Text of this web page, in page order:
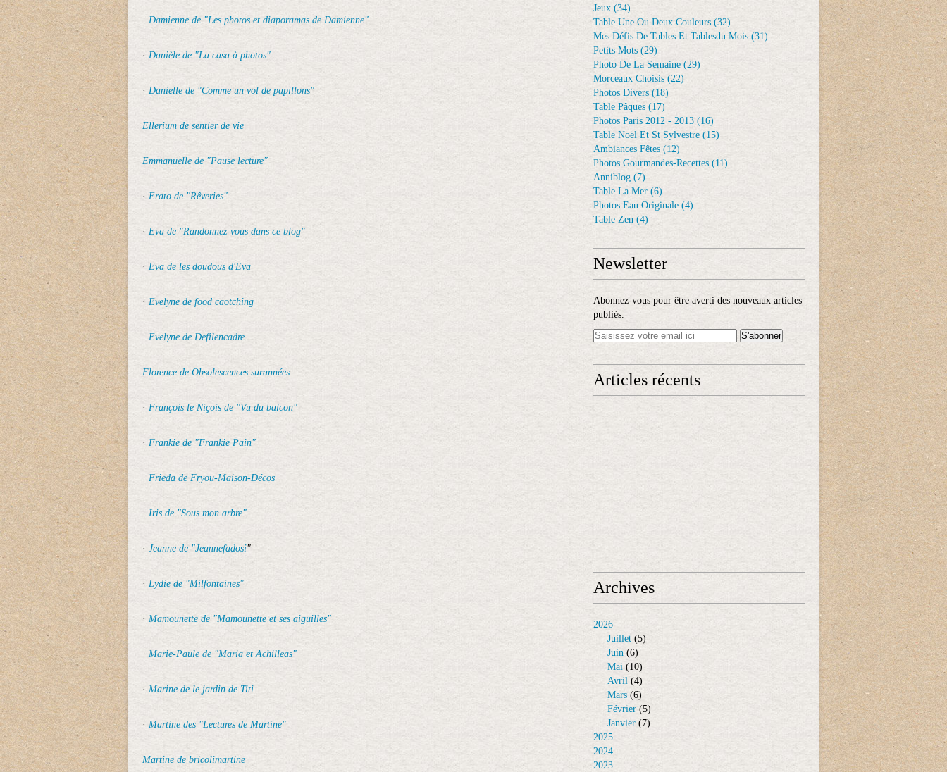
· Damienne de "Les photos et diaporamas de Damienne"
· Danièle de "La casa à photos"
· Danielle de "Comme un vol de papillons"
Ellerium de sentier de vie
Emmanuelle de "Pause lecture"
· Erato de "Rêveries"
· Eva de "Randonnez-vous dans ce blog"
· Eva de les doudous d'Eva
· Evelyne de food caotching
· Evelyne de Defilencadre
Florence de Obsolescences surannées
· François le Niçois de "Vu du balcon"
· Frankie de "Frankie Pain"
· Frieda de Fryou-Maison-Décos
· Iris de "Sous mon arbre"
· Jeanne de "Jeannefadosi"
· Lydie de "Milfontaines"
· Mamounette de "Mamounette et ses aiguilles"
· Marie-Paule de "Maria et Achilleas"
· Marine de le jardin de Titi
· Martine des "Lectures de Martine"
Martine de bricolimartine
Jeux (34)
Table Une Ou Deux Couleurs (32)
Mes Défis De Tables Et Tablesdu Mois (31)
Petits Mots (29)
Photo De La Semaine (29)
Morceaux Choisis (22)
Photos Divers (18)
Table Pâques (17)
Photos Paris 2012 - 2013 (16)
Table Noël Et St Sylvestre (15)
Ambiances Fêtes (12)
Photos Gourmandes-Recettes (11)
Anniblog (7)
Table La Mer (6)
Photos Eau Originale (4)
Table Zen (4)
Newsletter
Abonnez-vous pour être averti des nouveaux articles
publiés.
Articles récents
Archives
2026
Juillet (5)
Juin (6)
Mai (10)
Avril (4)
Mars (6)
Février (5)
Janvier (7)
2025
2024
2023